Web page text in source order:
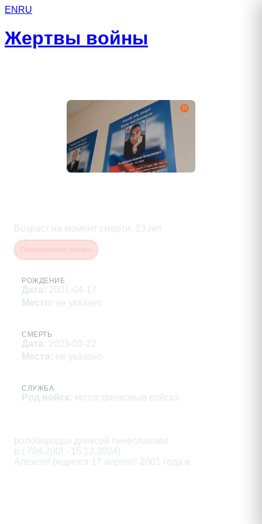
EN RU
Жертвы войны
Возраст на момент смерти : 23 лет
РОЖДЕНИЕ
Дата: 2001-04-17
Место: не указано
СМЕРТЬ
Дата: 2025-03-22
Место: не указано
СЛУЖБА
Род войск: мотострелковые войска
ролобородо» длексей пичеславови
р ( 704.200! - 15.12.2024)
Anexceil родился 17 anpen® 2001 года в